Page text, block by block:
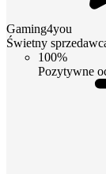
Gaming4you
Świetny
100%
Pozytywne